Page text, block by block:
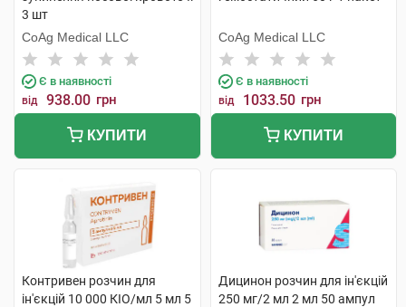
3 шт
CoAg Medical LLC
Є в наявності
від 938.00 грн
КУПИТИ
CoAg Medical LLC
Є в наявності
від 1033.50 грн
КУПИТИ
Контривен розчин для
ін'єкцій 10 000 КІО/мл 5 мл 5
Дицинон розчин для ін'єкцій
250 мг/2 мл 2 мл 50 ампул